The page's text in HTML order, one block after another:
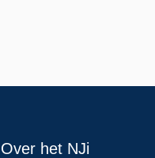
Over het NJi